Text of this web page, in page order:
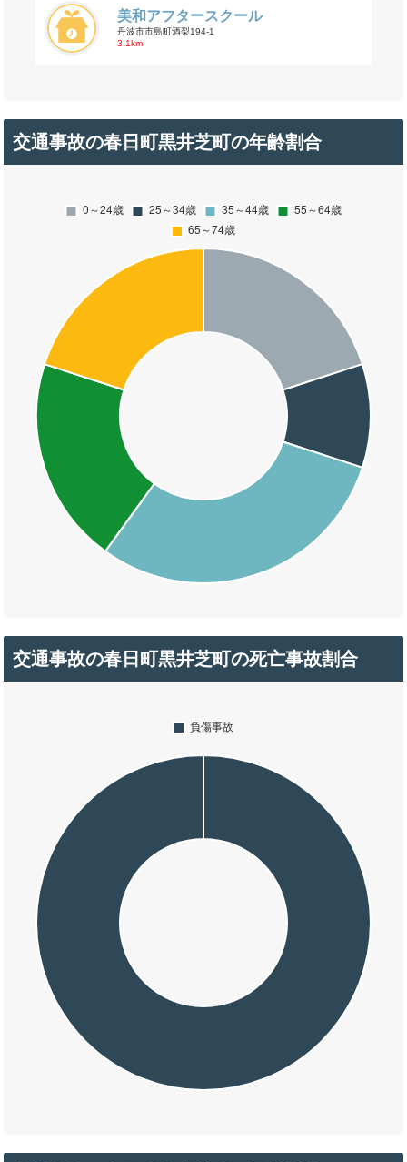
美和アフタースクール
丹波市市島町酒梨194-1
3.1km
交通事故の春日町黒井芝町の年齢割合
交通事故の春日町黒井芝町の死亡事故割合